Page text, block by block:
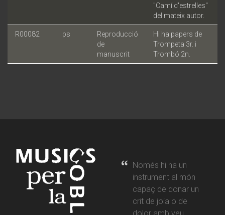
"Camí d'estrelles"
del mateix autor.
R00082 ps
Reproducció
de
manuscrit
Hi ha papers de
Trompeta 3r. i
Trombó 2n.
Només hi ha un
instrument al món
capaç de donar un
crit de joia o de
dolor amb veu